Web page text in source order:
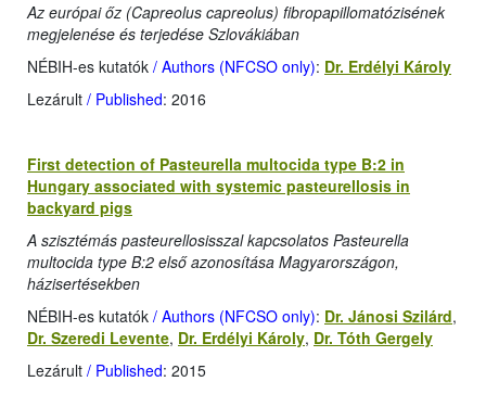
Az európai őz (Capreolus capreolus) fibropapillomatózisének
megjelenése és terjedése Szlovákiában
NÉBIH-es kutatók / Authors (NFCSO only): Dr. Erdélyi Károly
Lezárult / Published: 2016
First detection of Pasteurella multocida type B:2 in
Hungary associated with systemic pasteurellosis in
backyard pigs
A szisztémás pasteurellosisszal kapcsolatos Pasteurella
multocida type B:2 első azonosítása Magyarországon,
házisertésekben
NÉBIH-es kutatók / Authors (NFCSO only): Dr. Jánosi Szilárd,
Dr. Szeredi Levente, Dr. Erdélyi Károly, Dr. Tóth Gergely
Lezárult / Published: 2015